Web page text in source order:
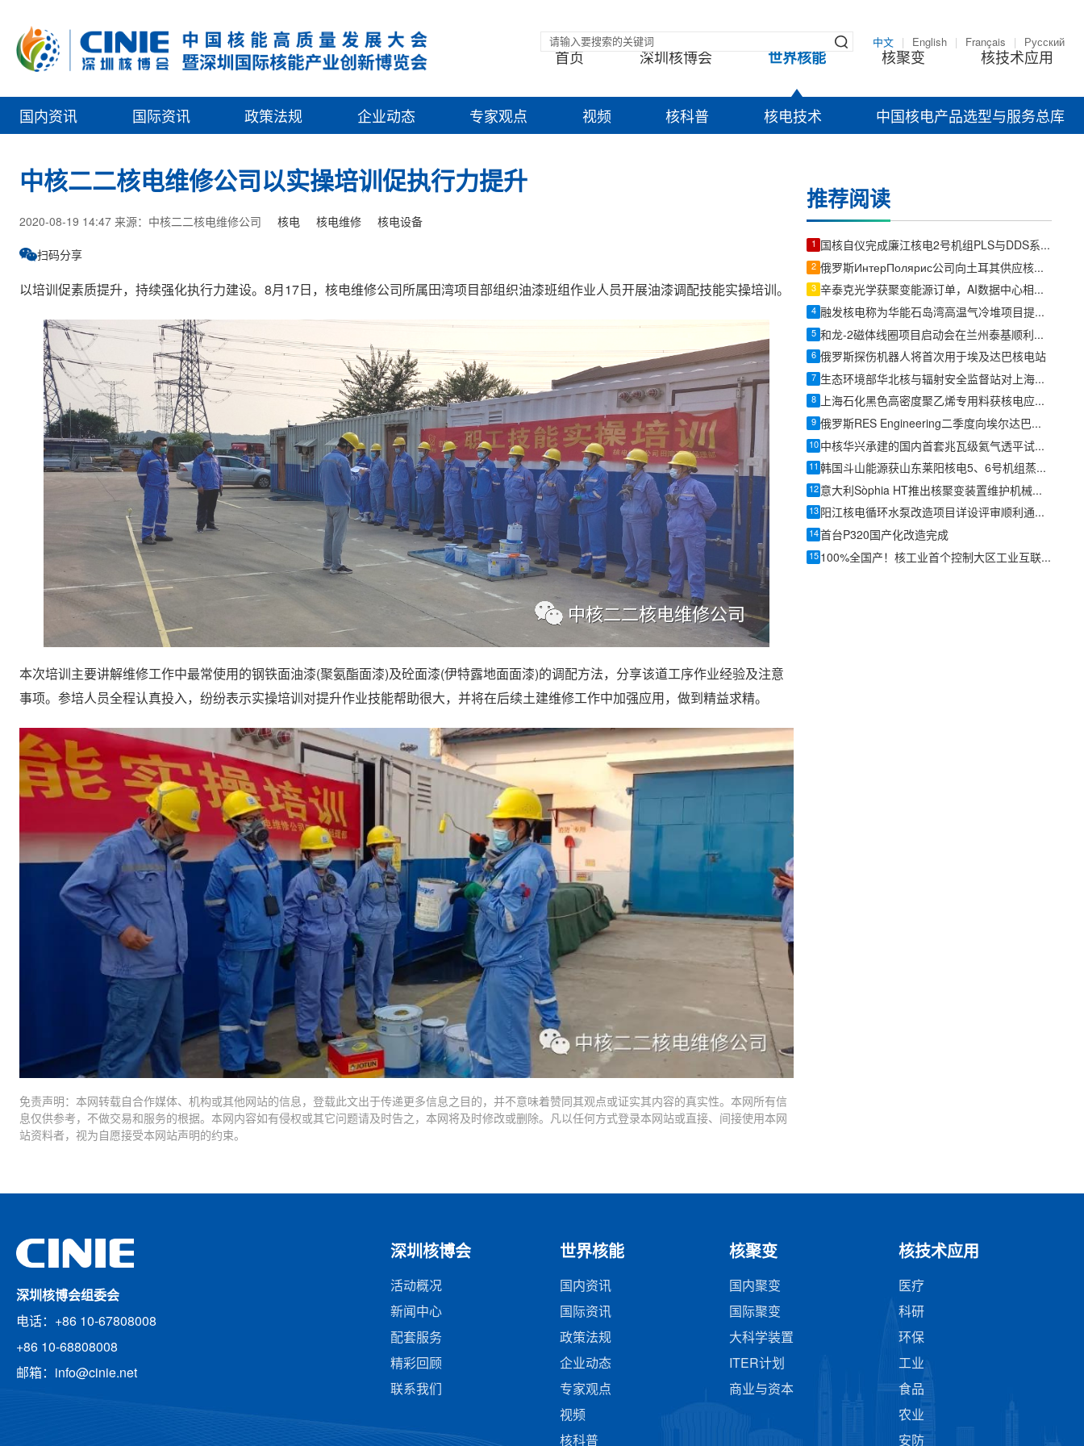
中文 English Français Русский
首页 深圳核博会 世界核能 核聚变 核技术应用
国内资讯 国际资讯 政策法规 企业动态 专家观点 视频 核科普 核电技术 中国核电产品选型与服务总库
中核二二核电维修公司以实操培训促执行力提升
2020-08-19 14:47 来源：中核二二核电维修公司 核电 核电维修 核电设备
扫码分享
以培训促素质提升，持续强化执行力建设。8月17日，核电维修公司所属田湾项目部组织油漆班组作业人员开展油漆调配技能实操培训。
本次培训主要讲解维修工作中最常使用的钢铁面油漆(聚氨酯面漆)及砼面漆(伊特露地面面漆)的调配方法，分享该道工序作业经验及注意
事项。参培人员全程认真投入，纷纷表示实操培训对提升作业技能帮助很大，并将在后续土建维修工作中加强应用，做到精益求精。
免责声明：本网转载自合作媒体、机构或其他网站的信息，登载此文出于传递更多信息之目的，并不意味着赞同其观点或证实其内容的真实性。本网所有信
息仅供参考，不做交易和服务的根据。本网内容如有侵权或其它问题请及时告之，本网将及时修改或删除。凡以任何方式登录本网站或直接、间接使用本网
站资料者，视为自愿接受本网站声明的约束。
推荐阅读
1 国核自仪完成廉江核电2号机组PLS与DDS系统首批机柜发运
2 俄罗斯ИнтерПолярис公司向土耳其供应核电站球形阀
3 辛泰克光学获聚变能源订单，AI数据中心相关订单总额超400万美元
4 融发核电称为华能石岛湾高温气冷堆项目提供常规岛锻件
5 和龙-2磁体线圈项目启动会在兰州泰基顺利召开
6 俄罗斯探伤机器人将首次用于埃及达巴核电站
7 生态环境部华北核与辐射安全监督站对上海电气凯士比核电泵阀开展主泵轴设计制造现场监督
8 上海石化黑色高密度聚乙烯专用料获核电应用资质
9 俄罗斯RES Engineering二季度向埃尔达巴核电站交付71台泵机组
10 中核华兴承建的国内首套兆瓦级氦气透平试验装置热试成功
11 韩国斗山能源获山东莱阳核电5、6号机组蒸汽发生器锻件订单
12 意大利Sòphia HT推出核聚变装置维护机械臂ROMAN
13 阳江核电循环水泵改造项目详设评审顺利通过评审
14 首台P320国产化改造完成
15 100%全国产！核工业首个控制大区工业互联网平台成功研制
深圳核博会组委会
电话：+86 10-67808008
+86 10-68808008
邮箱：info@cinie.net
深圳核博会
活动概况
新闻中心
配套服务
精彩回顾
联系我们
世界核能
国内资讯
国际资讯
政策法规
企业动态
专家观点
视频
核科普
核聚变
国内聚变
国际聚变
大科学装置
ITER计划
商业与资本
核技术应用
医疗
科研
环保
工业
食品
农业
安防